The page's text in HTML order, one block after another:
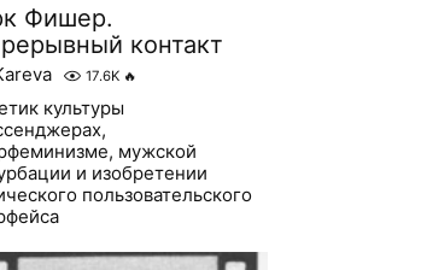
Фишер.
контакт
17.6K 🔥
культуры
мужской
и изобретении
пользовательского